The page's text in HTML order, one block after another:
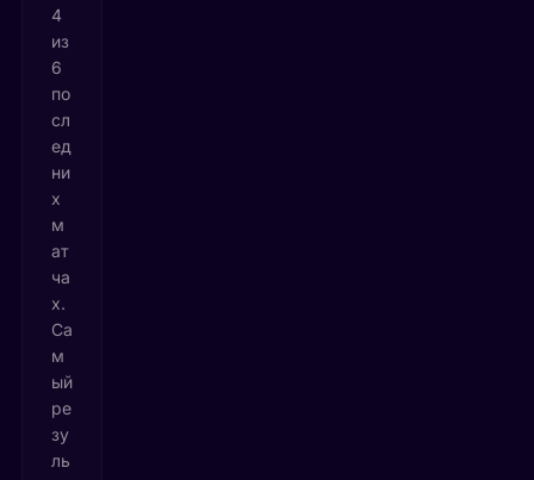
4
из
6
по
сл
ед
ни
х
м
ат
ча
х.
Са
м
ый
ре
зу
ль